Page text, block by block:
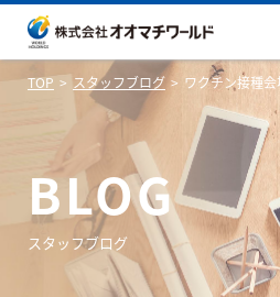
TOP スタッフブログ ワクチン接種
BLOG
スタッフブログ